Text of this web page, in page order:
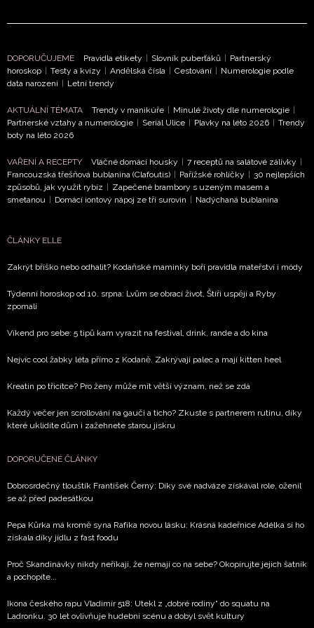
DOPORUČUJEME Pravidla etikety | Slovník puberťáků | Partnerský
horoskop | Testy a kvízy | Andělská čísla | Cestování | Numerologie podle
data narození | Letní trendy
AKTUÁLNÍ TÉMATA Trendy v manikúře | Minulé životy dle numerologie |
Partnerské vztahy a numerologie | Seriál Ulice | Plavky na léto 2026 | Trendy
boty na léto 2026
VAŘENÍ A RECEPTY Vláčné domácí housky | 7 receptů na salátové zálivky |
Francouzská třešňová bublanina (Clafoutis) | Pařížské rohlíčky | 30 nejlepších
způsobů, jak využít rybíz | Zapečené brambory s uzeným masem a
smetanou | Domácí iontový nápoj ze tří surovin | Nadýchaná bublanina
ČLÁNKY ELLE
Zakrýt bříško nebo odhalit? Kodaňské maminky boří pravidla mateřství i módy
Týdenní horoskop od 10. srpna: Lvům se obrací život, Štíři uspějí a Ryby
zpomalí
Víkend pro sebe: 5 tipů kam vyrazit na festival, drink, rande a do kina
Nejvíc cool žabky léta přímo z Kodaně. Zakrývají palec a mají kitten heel
Kreatin po třicítce? Pro ženy může mít větší význam, než se zdá
Každý večer jen scrollování na gauči a ticho? Zkuste s partnerem rutinu, díky
které uklidíte dům i zažehnete starou jiskru
DOPORUČENÉ ČLÁNKY
Dobrosrdečný tlouštík František Černý: Díky své nadváze získával role, oženil
se až před padesátkou
Pepa Kůrka má kromě syna Rafíka novou lásku: Krásná kadeřnice Adélka si ho
získala díky jídlu z fast foodu
Proč Skandinávky nikdy neříkají, že nemají co na sebe? Okopírujte jejich šatník
a pochopíte...
Ikona českého rapu Vladimír 518: Utekl z „dobré rodiny“ do squatu na
Ladronku. 30 let ovlivňuje hudební scénu a dobyl svět kultury